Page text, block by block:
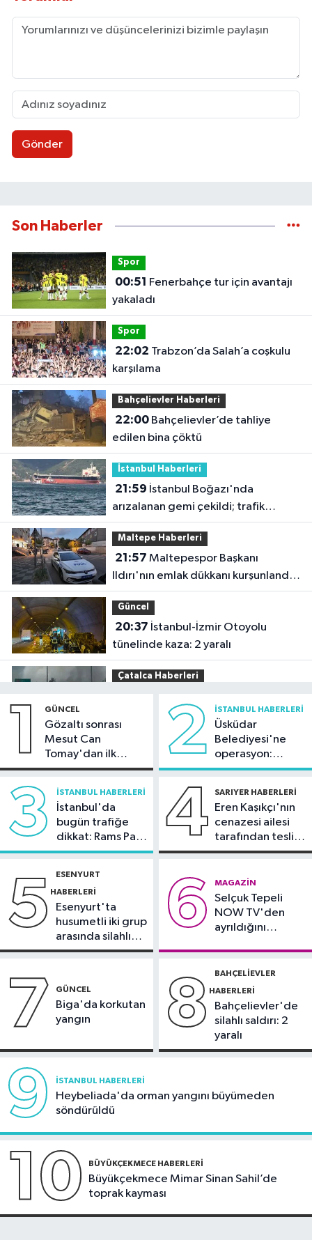
Gönder
Son Haberler
Spor
00:51
yakaladı
Spor
22:02
karşılama
Bahçelievler Haberleri
22:00Bahçelievler’de tahliye
edilen bina çöktü
İstanbul Haberleri
21:59
arızalanan gemi çekildi; trafik
yeniden açıldı
Maltepe Haberleri
21:57
Ildırı'nın emlak dükkanı kurşunlandı:
1 yaralı
Güncel
20:37
tünelinde kaza: 2 yaralı
Çatalca Haberleri
dorsesi yandı; alevler tarım arazisine
sıçradı
güçlendirecek"
20:28
Ünal, yarı finalde
için geri sayım başladı
1 GÜNCEL
Gözaltı sonrası
Mesut Can
Tomay'dan ilk
açıklama
2 İSTANBUL HABERLERI
Üsküdar
Belediyesi'ne
operasyon:
Sinem Dedetaş'a
3 İSTANBUL HABERLERI
İstanbul'da
bugün trafiğe
dikkat: Rams Park
çevresinde bazı
4 SARIYER HABERLERI
Eren Kaşıkçı'nın
cenazesi ailesi
tarafından teslim
alındı
5 ESENYURT
HABERLERI
Esenyurt'ta
husumetli iki grup
arasında silahlı
kavga
6 MAGAZIN
Selçuk Tepeli
NOW TV'den
ayrıldığını
7 GÜNCEL
Biga'da korkutan
yangın
8 BAHÇELIEVLER
HABERLERI
Bahçelievler'de
silahlı saldırı: 2
yaralı
9 İSTANBUL HABERLERI
Heybeliada'da orman yangını büyümeden
söndürüldü
10 BÜYÜKÇEKMECE HABERLERI
Büyükçekmece Mimar Sinan Sahil’de
toprak kayması